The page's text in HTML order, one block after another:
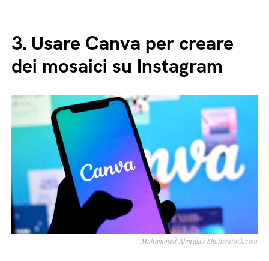
3. Usare Canva per creare
dei mosaici su Instagram
Muhammad Alimaki / Shutterstock.com